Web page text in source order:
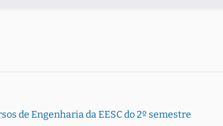
de Engenharia da EESC do 2º semestre